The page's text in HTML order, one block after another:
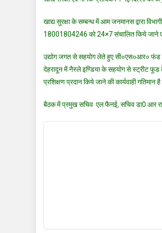
खाद्य सुरक्षा के सम्बन्ध में आम जनमानस द्वारा
18001804246 को 24×7 संचालित किये जाने
उद्योग जगत से सहयोग लेते हुए सी०एस०आर० फंड के
देहरादून में नैस्ले इण्डिया के सहयोग से स्ट्रीट फूड
प्रशिक्षण प्रदान किये जाने की कार्यवाही गतिमान
बैठक में प्रमुख सचिव एल फैनई, सचिव डा0 आर